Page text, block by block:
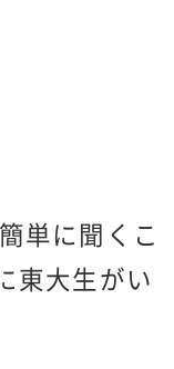
単に聞くこ
東大生がい